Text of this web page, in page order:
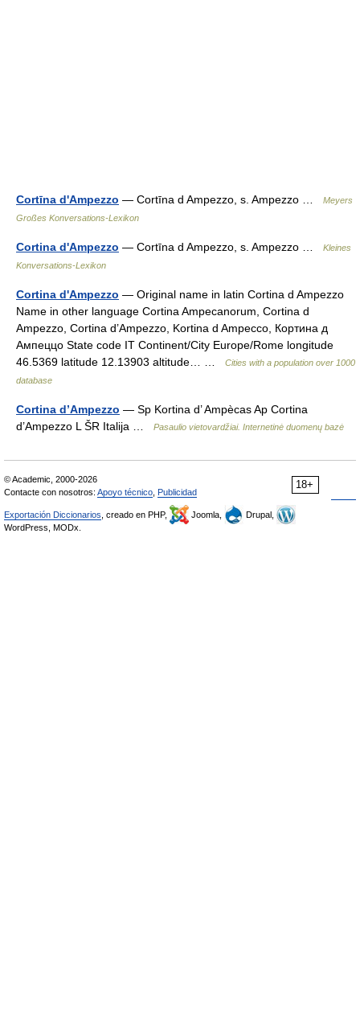
Cortīna d'Ampezzo — Cortīna d Ampezzo, s. Ampezzo …
Meyers
Großes Konversations-Lexikon
Cortina d'Ampezzo — Cortīna d Ampezzo, s. Ampezzo …
Kleines
Konversations-Lexikon
Cortina d'Ampezzo — Original name in latin Cortina d Ampezzo
Name in other language Cortina Ampecanorum, Cortina d
Ampezzo, Cortina d’Ampezzo, Kortina d Ampecco, Кортина д
Ампеццо State code IT Continent/City Europe/Rome longitude
46.5369 latitude 12.13903 altitude… …
Cities with a population over 1000
database
Cortina d’Ampezzo — Sp Kortina d’ Ampècas Ap Cortina
d’Ampezzo L ŠR Italija …
Pasaulio vietovardžiai. Internetinė duomenų bazė
18+
© Academic, 2000-2026
Contacte con nosotros: Apoyo técnico Publicidad
Exportación Diccionarios , creado en PHP, Joomla,
Drupal,
WordPress, MODx.